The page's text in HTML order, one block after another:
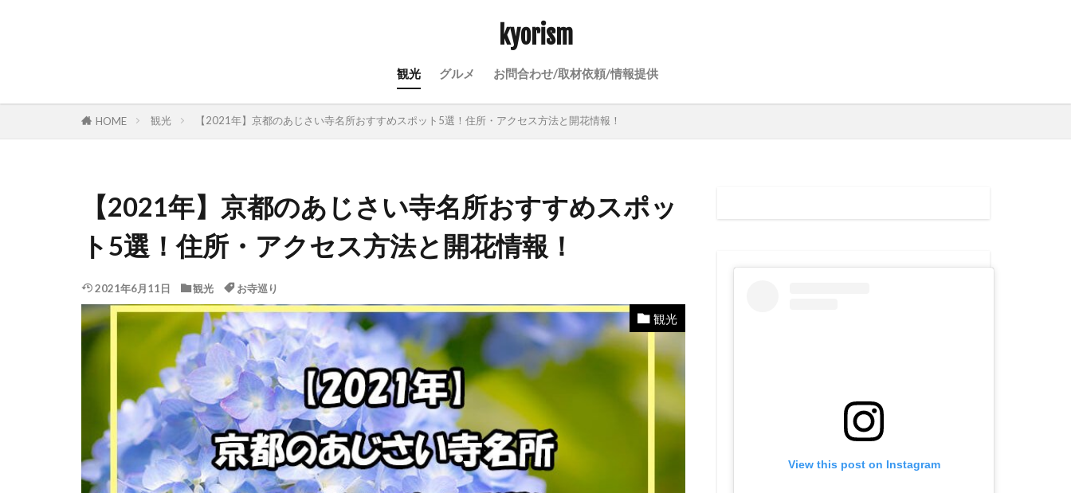
kyorism
観光 グルメ お問合わせ/取材依頼/情報提供
HOME 観光 【2021年】京都のあじさい寺名所おすすめスポット5選！住所・アクセス方法と開花情報！
【2021年】京都のあじさい寺名所おすすめスポッ
ト5選！住所・アクセス方法と開花情報！
2021年6月11日 観光 お寺巡り
観光
View this post on Instagram